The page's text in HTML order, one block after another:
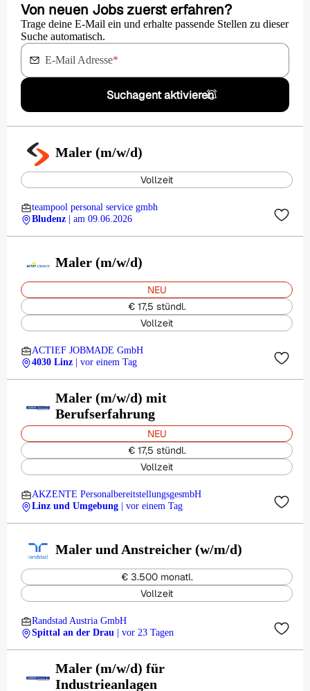
Von neuen Jobs zuerst erfahren?
Trage deine E-Mail ein und erhalte passende Stellen zu dieser
Suche automatisch.
E-Mail Adresse*
Suchagent aktivieren
Maler (m/w/d)
Vollzeit
teampool personal service gmbh
Bludenz
| am 09.06.2026
Maler (m/w/d)
NEU
€ 17,5 stündl.
Vollzeit
ACTIEF JOBMADE GmbH
4030 Linz
| vor einem Tag
Maler (m/w/d) mit
Berufserfahrung
NEU
€ 17,5 stündl.
Vollzeit
AKZENTE PersonalbereitstellungsgesmbH
Linz und Umgebung
| vor einem Tag
Maler und Anstreicher (w/m/d)
€ 3.500 monatl.
Vollzeit
Randstad Austria GmbH
Spittal an der Drau
| vor 23 Tagen
Maler (m/w/d) für
Industrieanlagen